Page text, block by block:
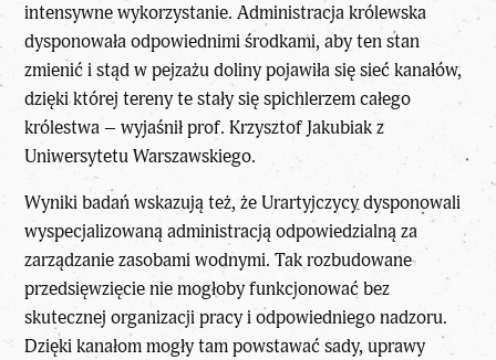
intensywne wykorzystanie. Administracja królewska
dysponowała odpowiednimi środkami, aby ten stan
zmienić i stąd w pejzażu doliny pojawiła się sieć kanałów,
dzięki której tereny te stały się spichlerzem całego
królestwa – wyjaśnił prof. Krzysztof Jakubiak z
Uniwersytetu Warszawskiego.
Wyniki badań wskazują też, że Urartyjczycy dysponowali
wyspecjalizowaną administracją odpowiedzialną za
zarządzanie zasobami wodnymi. Tak rozbudowane
przedsięwzięcie nie mogłoby funkcjonować bez
skutecznej organizacji pracy i odpowiedniego nadzoru.
Dzięki kanałom mogły tam powstawać sady, uprawy